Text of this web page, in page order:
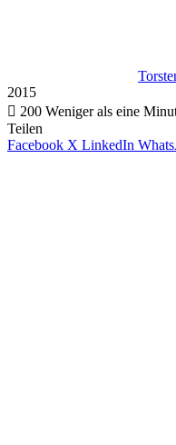
2015
200 Weniger als eine
Teilen
Facebook X LinkedIn